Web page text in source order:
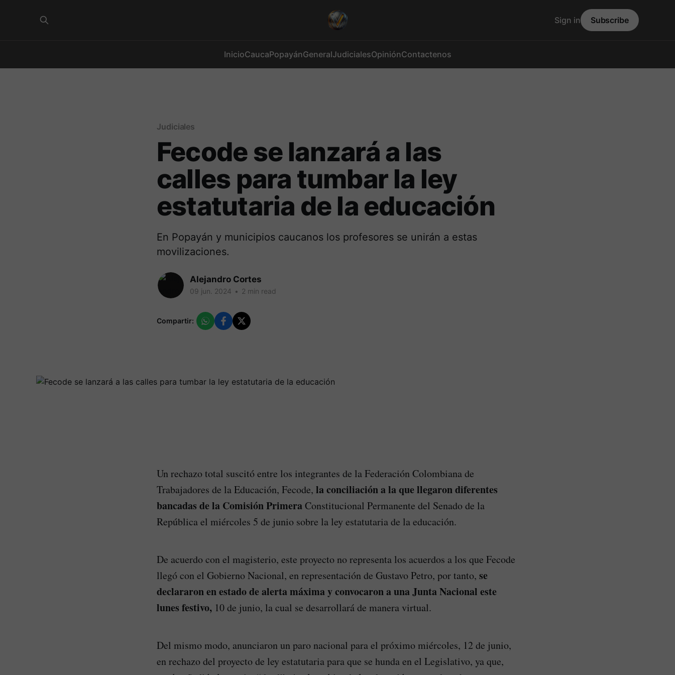
InicioCaucaPopayánGeneralJudicialesOpiniónContactenos
Sign in Subscribe
Judiciales
Fecode se lanzará a las
calles para tumbar la ley
estatutaria de la educación
En Popayán y municipios caucanos los profesores se unirán a estas
movilizaciones.
Alejandro Cortes
09 jun. 2024 • 2 min read
Compartir:
Un rechazo total suscitó entre los integrantes de la Federación Colombiana de
Trabajadores de la Educación, Fecode, la conciliación a la que llegaron diferentes
bancadas de la Comisión Primera Constitucional Permanente del Senado de la
República el miércoles 5 de junio sobre la ley estatutaria de la educación.
De acuerdo con el magisterio, este proyecto no representa los acuerdos a los que Fecode
llegó con el Gobierno Nacional, en representación de Gustavo Petro, por tanto, se
declararon en estado de alerta máxima y convocaron a una Junta Nacional este
lunes festivo, 10 de junio, la cual se desarrollará de manera virtual.
Del mismo modo, anunciaron un paro nacional para el próximo miércoles, 12 de junio,
en rechazo del proyecto de ley estatutaria para que se hunda en el Legislativo, ya que,